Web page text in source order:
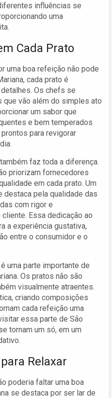
influências se
uma
Cada Prato
uma boa refeição não pode
cada prato é
Os chefs se
que vão além do simples ato
um sabor que
e bem temperados
para revigorar
faz toda a diferença.
priorizam fornecedores
em cada prato. Um
destaca pela qualidade das
com rigor e
Essa dedicação ao
a experiência gustativa,
entre o consumidor e o
uma parte importante de
Os pratos não são
visualmente atraentes.
criando composições
cada refeição uma
essa parte de São
tornam um só, em um
Relaxar
poderia faltar uma boa
se destaca por ser lar de